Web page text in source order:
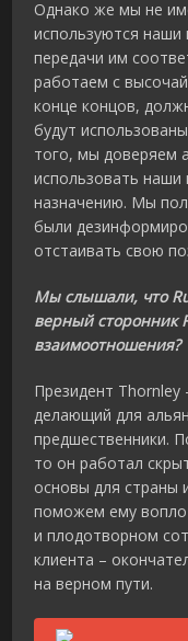
Однако же мы не
используются наши
передачи им
работаем с
конце концов,
будут
того, мы доверяем
использовать
назначению. Мы
были
отстаивать свою
Мы слышали, что
верный сторонник
взаимоотношения?
Президент Thornley
делающий для
предшественники.
то он работал
основы для страны
поможем ему
и плодотворном
клиента –
на верном пути.